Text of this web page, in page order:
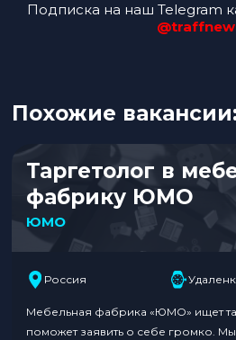
Подписка на наш Telegram
Похожие вакансии:
Таргетолог в
фабрику ЮМО
ЮМО
Россия
Мебельная фабрика «ЮМО» ищет
поможет заявить о себе громко.